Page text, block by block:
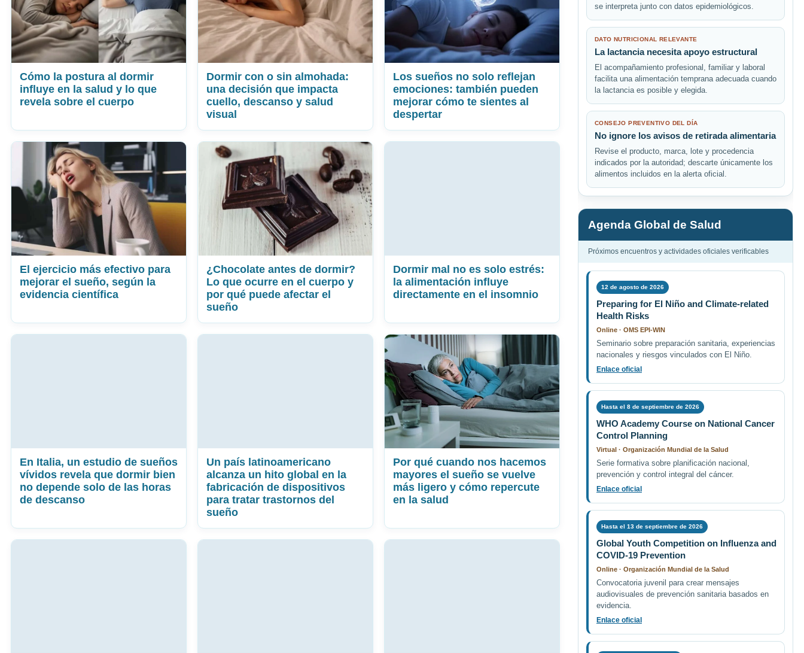
Cómo la postura al dormir
influye en la salud y lo que
revela sobre el cuerpo
Dormir con o sin almohada:
una decisión que impacta
cuello, descanso y salud
visual
Los sueños no solo reflejan
emociones: también pueden
mejorar cómo te sientes al
despertar
El ejercicio más efectivo para
mejorar el sueño, según la
evidencia científica
¿Chocolate antes de dormir?
Lo que ocurre en el cuerpo y
por qué puede afectar el
sueño
Dormir mal no es solo estrés:
la alimentación influye
directamente en el insomnio
En Italia, un estudio de sueños
vívidos revela que dormir bien
no depende solo de las horas
de descanso
Un país latinoamericano
alcanza un hito global en la
fabricación de dispositivos
para tratar trastornos del
sueño
Por qué cuando nos hacemos
mayores el sueño se vuelve
más ligero y cómo repercute
en la salud
se interpreta junto con datos epidemiológicos.
DATO NUTRICIONAL RELEVANTE
La lactancia necesita apoyo estructural
El acompañamiento profesional, familiar y laboral
facilita una alimentación temprana adecuada cuando
la lactancia es posible y elegida.
CONSEJO PREVENTIVO DEL DÍA
No ignore los avisos de retirada alimentaria
Revise el producto, marca, lote y procedencia
indicados por la autoridad; descarte únicamente los
alimentos incluidos en la alerta oficial.
Agenda Global de Salud
Próximos encuentros y actividades oficiales verificables
12 de agosto de 2026
Preparing for El Niño and Climate-related
Health Risks
Online · OMS EPI-WIN
Seminario sobre preparación sanitaria, experiencias
nacionales y riesgos vinculados con El Niño.
Enlace oficial
Hasta el 8 de septiembre de 2026
WHO Academy Course on National Cancer
Control Planning
Virtual · Organización Mundial de la Salud
Serie formativa sobre planificación nacional,
prevención y control integral del cáncer.
Enlace oficial
Hasta el 13 de septiembre de 2026
Global Youth Competition on Influenza and
COVID-19 Prevention
Online · Organización Mundial de la Salud
Convocatoria juvenil para crear mensajes
audiovisuales de prevención sanitaria basados en
evidencia.
Enlace oficial